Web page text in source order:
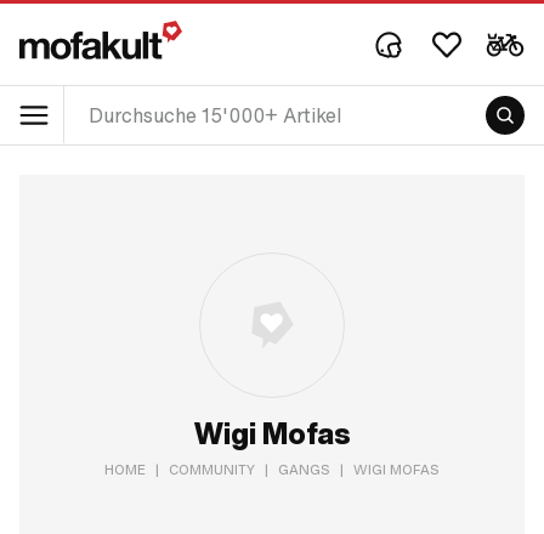
Wigi Mofas
HOME | COMMUNITY | GANGS | WIGI MOFAS